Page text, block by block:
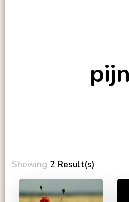
pijn
Showing 2 Result(s)